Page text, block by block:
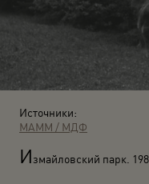
Источники:
МАММ / МДФ
Измайловский парк.